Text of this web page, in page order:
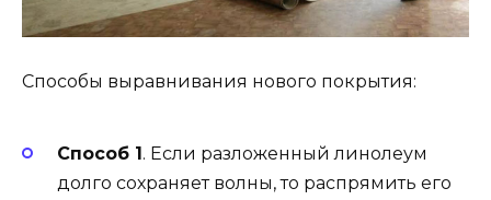
Способы выравнивания нового покрытия:
Способ 1. Если разложенный линолеум
долго сохраняет волны, то распрямить его